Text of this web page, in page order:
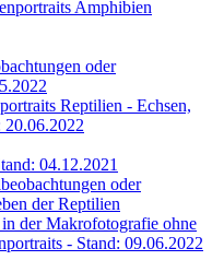
Amphibien
oder
Reptilien - Echsen,
20.06.2022
04.12.2021
oder
der Reptilien
der Makrofotografie ohne
- Stand: 09.06.2022